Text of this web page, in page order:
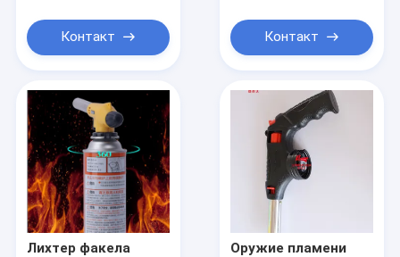
Оружие сварочного огоня
Факел газового нагрева
Располагаясь лагерем факел дуновения газа
Оружие пламени бутана
Портативное оружие пламени
Электрическое оружие пламени
Контакт Контакт
Лихтер факела
Оружие пламени